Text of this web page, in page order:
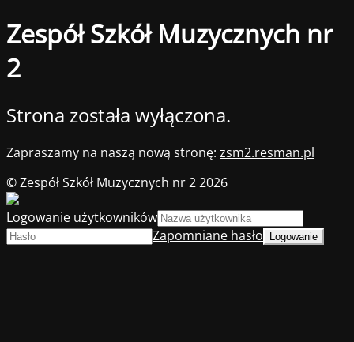
Zespół Szkół Muzycznych nr
2
Strona została wyłączona.
Zapraszamy na naszą nową stronę: zsm2.resman.pl
© Zespół Szkół Muzycznych nr 2 2026
Logowanie użytkowników
Zapomniane hasło